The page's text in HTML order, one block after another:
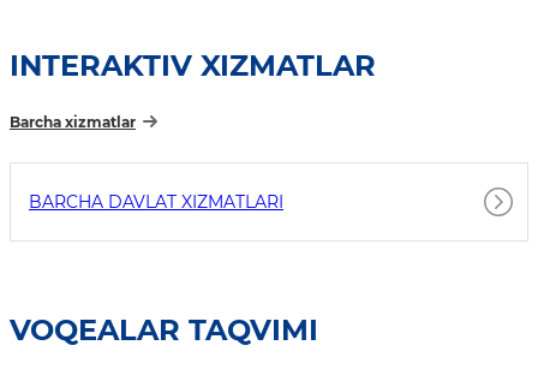
INTERAKTIV XIZMATLAR
Barcha xizmatlar
BARCHA DAVLAT XIZMATLARI
VOQEALAR TAQVIMI